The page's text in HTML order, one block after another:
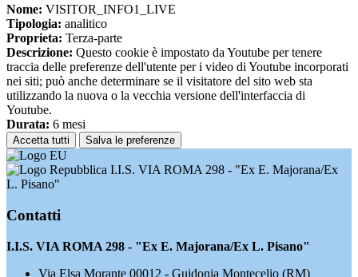
Nome: VISITOR_INFO1_LIVE
Tipologia: analitico
Proprieta: Terza-parte
Descrizione: Questo cookie è impostato da Youtube per tenere
traccia delle preferenze dell'utente per i video di Youtube incorporati
nei siti; può anche determinare se il visitatore del sito web sta
utilizzando la nuova o la vecchia versione dell'interfaccia di
Youtube.
Durata: 6 mesi
Accetta tutti Salva le preferenze
I.I.S. VIA ROMA 298 - "Ex E. Majorana/Ex
L. Pisano"
Contatti
I.I.S. VIA ROMA 298 - "Ex E. Majorana/Ex L. Pisano"
Via Elsa Morante 00012 - Guidonia Montecelio (RM)